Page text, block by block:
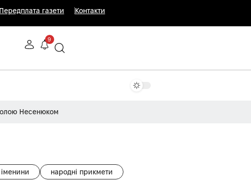
Передплата газети Контакти
9
Несенюком
іменини народні прикмети